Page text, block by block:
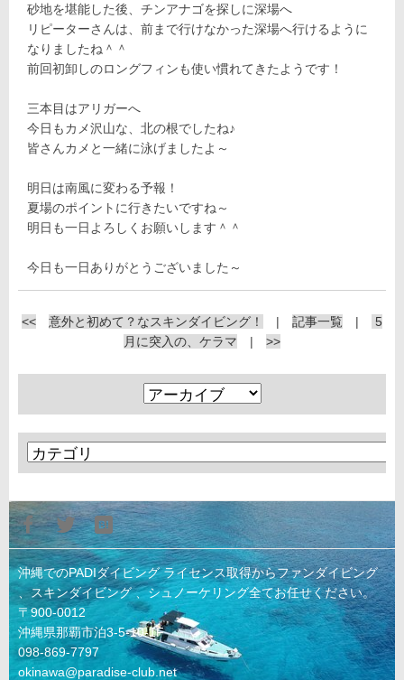
砂地を堪能した後、チンアナゴを探しに深場へ
リピーターさんは、前まで行けなかった深場へ行けるように
なりましたね＾＾
前回初卸しのロングフィンも使い慣れてきたようです！
三本目はアリガーへ
今日もカメ沢山な、北の根でしたね♪
皆さんカメと一緒に泳げましたよ～
明日は南風に変わる予報！
夏場のポイントに行きたいですね～
明日も一日よろしくお願いします＾＾
今日も一日ありがとうございました～
<< 意外と初めて？なスキンダイビング！ | 記事一覧 |
5
月に突入の、ケラマ | >>
沖縄でのPADIダイビング ライセンス取得からファンダイビング
、スキンダイビング 、シュノーケリング全てお任せください。
〒900-0012
沖縄県那覇市泊3-5-10-1F
098-869-7797
okinawa@paradise-club.net